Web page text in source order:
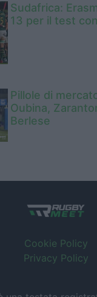
Sudafrica:
13 per il test
Pillole di
Oubina,
Berlese
Cookie Policy
Privacy Policy